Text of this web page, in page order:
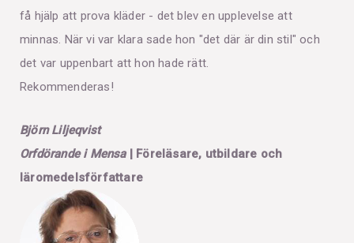
få hjälp att prova kläder - det blev en upplevelse att
minnas. När vi var klara sade hon "det där är din stil" och
det var uppenbart att hon hade rätt.
Rekommenderas!
Björn Liljeqvist
Orfdörande i Mensa| Föreläsare, utbildare och
läromedelsförfattare